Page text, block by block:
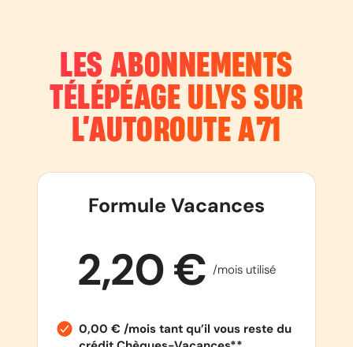
LES ABONNEMENTS
TÉLÉPÉAGE ULYS SUR
L’AUTOROUTEA71
Formule Vacances
2,20 € /mois utilisé
0,00 € /mois tant qu’il vous reste du